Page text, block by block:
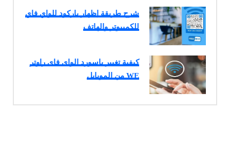
شرح طريقة إظهار باركود للواي فاي
للكمبيوتر والهاتف
كيفية تغيير باسورد الواى فاى راوتر
WE من الموبايل